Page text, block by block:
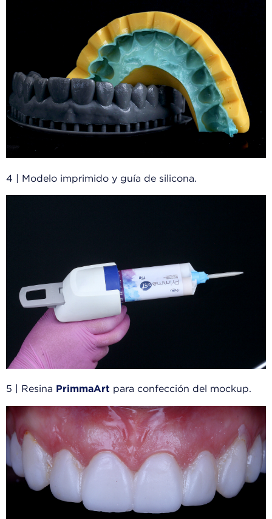
4 | Modelo imprimido y guía de silicona.
5 | Resina PrimmaArt para confección del mockup.